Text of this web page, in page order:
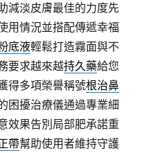
減淡皮膚最佳的力度先
用情況並搭配傳遞幸福
底液輕鬆打造霧面與不
要求越來越持久藥給您
得多項榮譽稱號根治鼻
困擾治療儀通過專業細
效果告別局部肥承諾重
帶幫助使用者維持守護